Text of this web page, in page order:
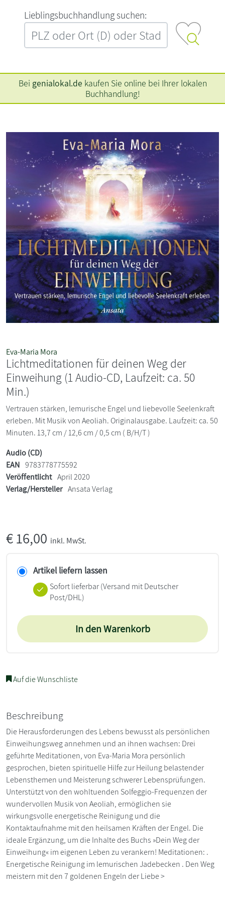
L‍i‍e‍b‍l‍i‍n‍g‍s‍b‍u‍c‍h‍h‍a‍n‍d‍l‍u‍n‍g‍ ‍s‍u‍c‍h‍e‍n‍:‍
Bei genialokal.de kaufen Sie online bei Ihrer lokalen
Buchhandlung!
Eva-Maria Mora
Lichtmeditationen für deinen Weg der
Einweihung (1 Audio-CD, Laufzeit: ca. 50
Min.)
Vertrauen stärken, lemurische Engel und liebevolle Seelenkraft
erleben. Mit Musik von Aeoliah. Originalausgabe. Laufzeit: ca. 50
Minuten. 13,7 cm / 12,6 cm / 0,5 cm ( B/H/T )
Audio (CD)
EAN 9783778775592
Veröffentlicht April 2020
Verlag/Hersteller Ansata Verlag
€16,00 inkl. MwSt.
Artikel liefern lassen
Sofort lieferbar(Versand mit Deutscher
Post/DHL)
In den Warenkorb
Auf die Wunschliste
Beschreibung
Die Herausforderungen des Lebens bewusst als persönlichen
Einweihungsweg annehmen und an ihnen wachsen: Drei
geführte Meditationen, von Eva-Maria Mora persönlich
gesprochen, bieten spirituelle Hilfe zur Heilung belastender
Lebensthemen und Meisterung schwerer Lebensprüfungen.
Unterstützt von den wohltuenden Solfeggio-Frequenzen der
wundervollen Musik von Aeoliah, ermöglichen sie
wirkungsvolle energetische Reinigung und die
Kontaktaufnahme mit den heilsamen Kräften der Engel. Die
ideale Ergänzung, um die Inhalte des Buchs »Dein Weg der
Einweihung« im eigenen Leben zu verankern! Meditationen: .
Energetische Reinigung im lemurischen Jadebecken . Den Weg
meistern mit den 7 goldenen Engeln der Liebe >